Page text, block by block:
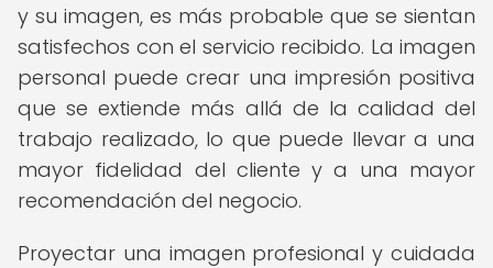
y su imagen, es más probable que se sientan
satisfechos con el servicio recibido. La imagen
personal puede crear una impresión positiva
que se extiende más allá de la calidad del
trabajo realizado, lo que puede llevar a una
mayor fidelidad del cliente y a una mayor
recomendación del negocio.
Proyectar una imagen profesional y cuidada